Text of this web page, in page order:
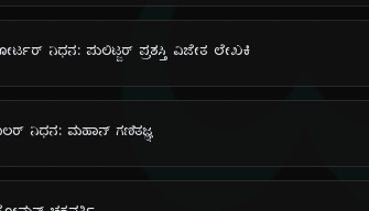
ನಿಧನ: ಪುಲಿಟ್ಜರ್ ಪ್ರಶಸ್ತಿ ವಿಜೇತ ಲೇಖಕಿ
ನಿಧನ: ಮಹಾನ್ ಗಣಿತಜ್ಞ